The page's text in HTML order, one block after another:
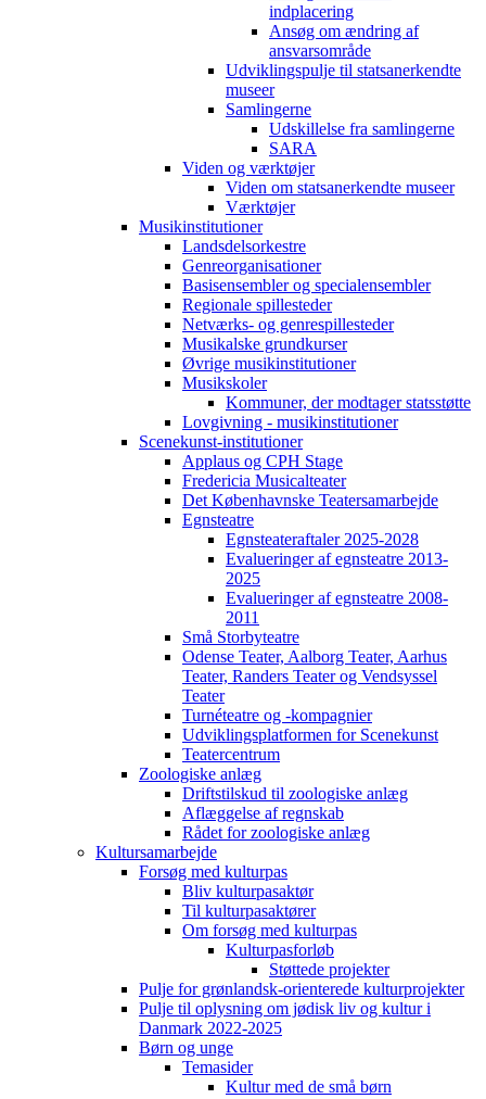
indplacering
Ansøg om ændring af
ansvarsområde
Udviklingspulje til statsanerkendte
museer
Samlingerne
Udskillelse fra samlingerne
SARA
Viden og værktøjer
Viden om statsanerkendte museer
Værktøjer
Musikinstitutioner
Landsdelsorkestre
Genreorganisationer
Basisensembler og specialensembler
Regionale spillesteder
Netværks- og genrespillesteder
Musikalske grundkurser
Øvrige musikinstitutioner
Musikskoler
Kommuner, der modtager statsstøtte
Lovgivning - musikinstitutioner
Scenekunst-institutioner
Applaus og CPH Stage
Fredericia Musicalteater
Det Københavnske Teatersamarbejde
Egnsteatre
Egnsteateraftaler 2025-2028
Evalueringer af egnsteatre 2013-
2025
Evalueringer af egnsteatre 2008-
2011
Små Storbyteatre
Odense Teater, Aalborg Teater, Aarhus
Teater, Randers Teater og Vendsyssel
Teater
Turnéteatre og -kompagnier
Udviklingsplatformen for Scenekunst
Teatercentrum
Zoologiske anlæg
Driftstilskud til zoologiske anlæg
Aflæggelse af regnskab
Rådet for zoologiske anlæg
Kultursamarbejde
Forsøg med kulturpas
Bliv kulturpasaktør
Til kulturpasaktører
Om forsøg med kulturpas
Kulturpasforløb
Støttede projekter
Pulje for grønlandsk-orienterede kulturprojekter
Pulje til oplysning om jødisk liv og kultur i
Danmark 2022-2025
Børn og unge
Temasider
Kultur med de små børn